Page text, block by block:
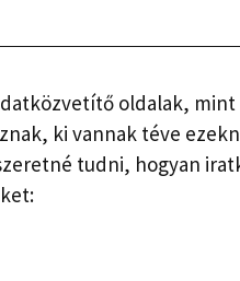
oldalak, mint
ki vannak téve
tudni, hogyan